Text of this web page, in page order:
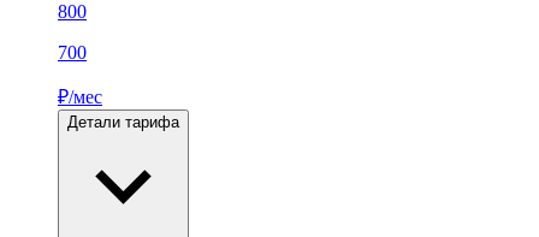
800
700
₽/мес
Детали тарифа